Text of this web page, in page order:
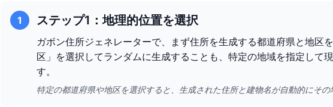
1 ステップ1：地理的位置を選択
ガボン住所ジェネレーターで、まず住所を生成する都道府県と地区
区」を選択してランダムに生成することも、特定の地域を指定して
す。
特定の都道府県や地区を選択すると、生成された住所と建物名が自動的にそ